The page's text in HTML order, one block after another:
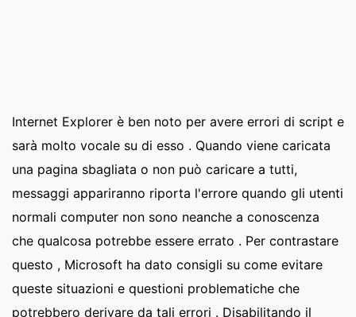
Internet Explorer è ben noto per avere errori di script e
sarà molto vocale su di esso . Quando viene caricata
una pagina sbagliata o non può caricare a tutti,
messaggi appariranno riporta l'errore quando gli utenti
normali computer non sono neanche a conoscenza
che qualcosa potrebbe essere errato . Per contrastare
questo , Microsoft ha dato consigli su come evitare
queste situazioni e questioni problematiche che
potrebbero derivare da tali errori . Disabilitando il